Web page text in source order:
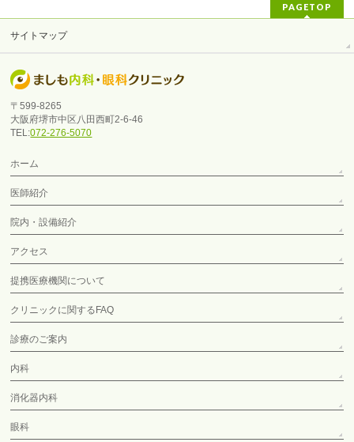
PAGETOP
サイトマップ
〒599-8265
大阪府堺市中区八田西町2-6-46
TEL:072-276-5070
ホーム
医師紹介
院内・設備紹介
アクセス
提携医療機関について
クリニックに関するFAQ
診療のご案内
内科
消化器内科
眼科